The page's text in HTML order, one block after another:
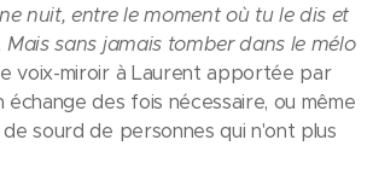
nuit, entre le moment où tu le dis et
sans jamais tomber dans le mélo
voix-miroir à Laurent apportée par
échange des fois nécessaire, ou même
de sourd de personnes qui n'ont plus